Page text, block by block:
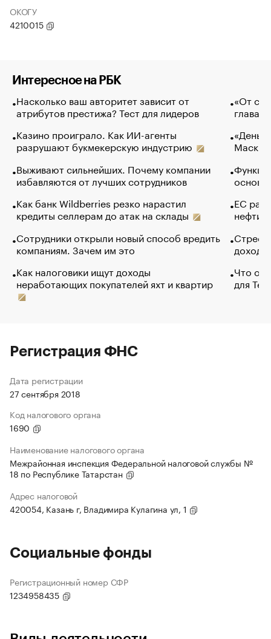
ОКОГУ
4210015
Интересное на РБК
Насколько ваш авторитет зависит от
атрибутов престижа? Тест для лидеров
Казино проиграло. Как ИИ-агенты
разрушают букмекерскую индустрию
Выживают сильнейших. Почему компании
избавляются от лучших сотрудников
Как банк Wildberries резко нарастил
кредиты селлерам до атак на склады
Сотрудники открыли новый способ вредить
компаниям. Зачем им это
Как налоговики ищут доходы
неработающих покупателей яхт и квартир
«От
глава
Маск в
основ
ЕС
нефти
Что
для
Регистрация ФНС
Дата регистрации
27 сентября 2018
Код налогового органа
1690
Наименование налогового органа
Межрайонная инспекция Федеральной налоговой службы №
18 по Республике Татарстан
Адрес налоговой
420054, Казань г, Владимира Кулагина ул, 1
Социальные фонды
Регистрационный номер СФР
1234958435